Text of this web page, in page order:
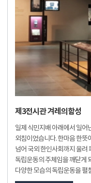
제3전시관 겨레의함성
일제 식민지배 아래에서 일어
외침이었습니다. 한마음 한뜻
넘어 국외 한인사회까지 울려
독립운동의 주체임을 깨닫게
다양한 모습의 독립운동을 펼